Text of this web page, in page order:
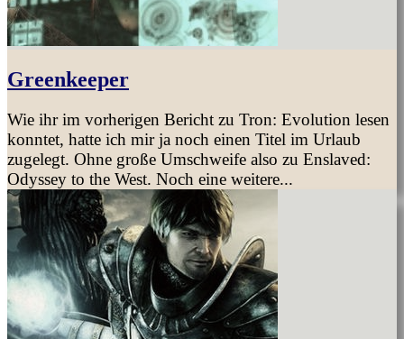
Greenkeeper
Wie ihr im vorherigen Bericht zu Tron: Evolution lesen
konntet, hatte ich mir ja noch einen Titel im Urlaub
zugelegt. Ohne große Umschweife also zu Enslaved:
Odyssey to the West. Noch eine weitere...